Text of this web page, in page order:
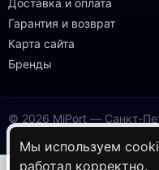
Доставка и оплата
Гарантия и возврат
Карта сайта
Бренды
© 2026 MiPort — Санкт-
Онлайн-магазин
Мы используем
работал корректно.
Да Нет, выбрать